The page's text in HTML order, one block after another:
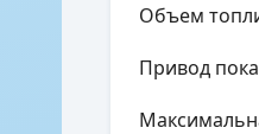
Объем
Привод